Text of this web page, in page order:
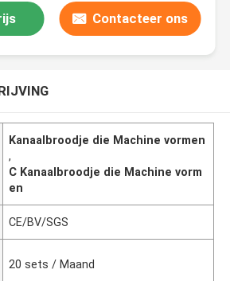
Contacteer ons
Kanaalbroodje die Machine vormen
,
C Kanaalbroodje die Machine vorm
en
CE/BV/SGS
20 sets / Maand